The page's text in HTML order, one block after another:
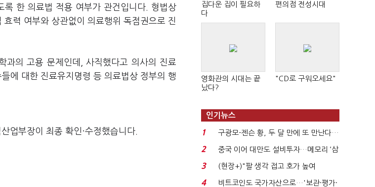
록 한 의료법 적용 여부가 관건입니다. 형법상
력 여부와 상관없이 의료행위 독점권으로 진
과의 고용 문제인데, 사직했다고 의사의 진료
에 대한 진료유지명령 등 의료법상 정부의 행
업부장이 최종 확인·수정했습니다.
집다운 집이 필요하
다
편의점 전성시대
영화관의 시대는 끝
났다?
"CD로 구워오세요"
인기뉴스
1
구광모-젠슨 황, 두 달 만에 또 만난다…
로봇·AI 등 논...
2
중국 이어 대만도 설비투자…메모리 ‘삼
국전쟁’
3
(현장+)"팔 생각 접고 호가 높여
요"…'덜 똘똘한 한 채' 20...
4
비트코인도 국가자산으로…'보관·평가·